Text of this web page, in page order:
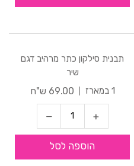
תבנית סילקון כתר מרהיב דגם
שיר
1 במארז
69.00 ש"ח
הוספה לסל